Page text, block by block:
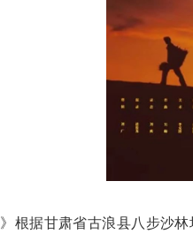
根据甘肃省古浪县八步沙